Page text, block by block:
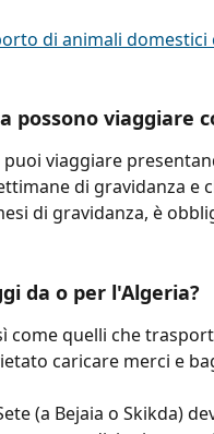
di animali domestici
possono viaggiare
puoi viaggiare
di gravidanza e
di gravidanza, è
da o per l'Algeria?
come quelli che
caricare merci e
(a Bejaia o Skikda)